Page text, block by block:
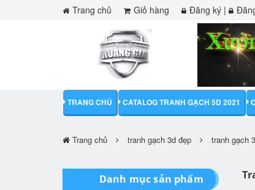
Trang chủ Giỏ hàng Đăng ký |
TRANG CHỦ CATALOG TRANH GẠCH 5D 2021
Trang chủ tranh gạch 3d đẹp tranh gạch
Danh mục sản phẩm